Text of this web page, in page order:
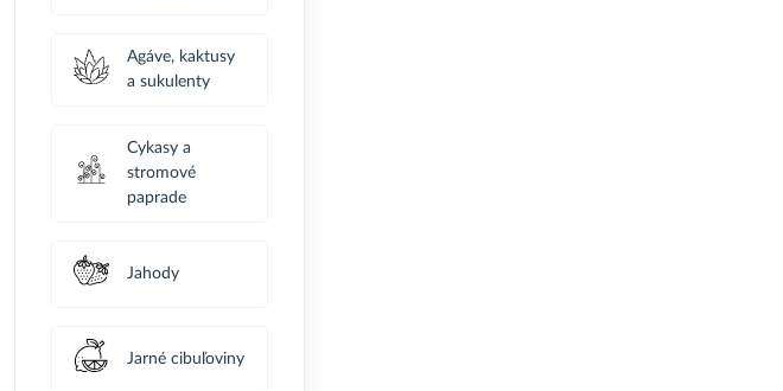
Agáve, kaktusy
a sukulenty
Cykasy a
stromové
paprade
Jahody
Jarné cibuľoviny